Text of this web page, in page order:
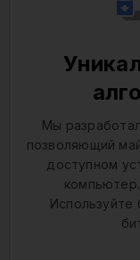
Мы
позволяющий
доступном
Используйте